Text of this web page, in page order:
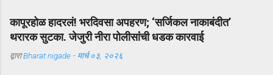
कापूरहोळ हादरलं! भरदिवसा अपहरण; ‘सर्जिकल नाकाबंदीत’
थरारक सुटका. जेजुरी नीरा पोलीसांंची धडक कारवाई
द्वाराBharat nigade - मार्च ०३, २०२६